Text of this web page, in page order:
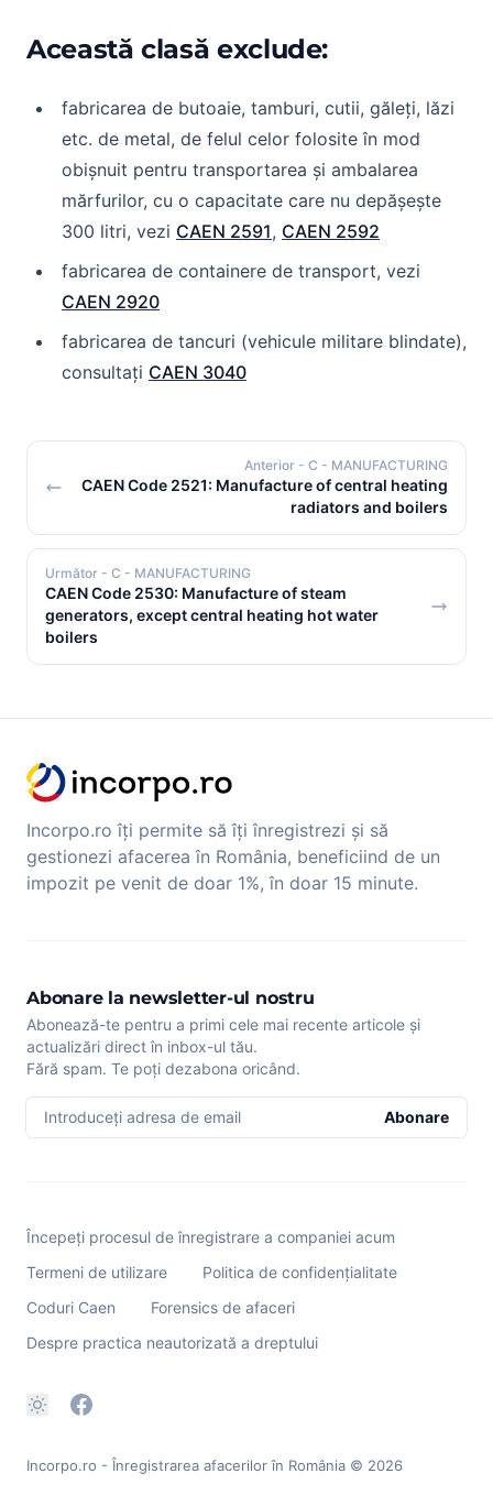
Această clasă exclude:
fabricarea de butoaie, tamburi, cutii, găleți, lăzi
etc. de metal, de felul celor folosite în mod
obișnuit pentru transportarea și ambalarea
mărfurilor, cu o capacitate care nu depășește
300 litri, vezi CAEN 2591, CAEN 2592
fabricarea de containere de transport, vezi
CAEN 2920
fabricarea de tancuri (vehicule militare blindate),
consultați CAEN 3040
Anterior - C - MANUFACTURING
CAEN Code 2521: Manufacture of central heating
radiators and boilers
Următor - C - MANUFACTURING
CAEN Code 2530: Manufacture of steam
generators, except central heating hot water
boilers
Incorpo.ro îți permite să îți înregistrezi și să
gestionezi afacerea în România, beneficiind de un
impozit pe venit de doar 1%, în doar 15 minute.
Abonare la newsletter-ul nostru
Abonează-te pentru a primi cele mai recente articole și
actualizări direct în inbox-ul tău.
Fără spam. Te poți dezabona oricând.
Introduceți adresa de email Abonare
Începeți procesul de înregistrare a companiei acum
Termeni de utilizare
Politica de confidențialitate
Coduri Caen
Forensics de afaceri
Despre practica neautorizată a dreptului
Incorpo.ro - Înregistrarea afacerilor în România © 2026